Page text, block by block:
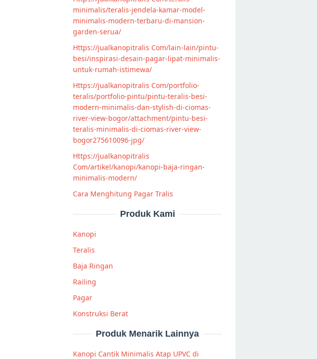
minimalis/teralis-jendela-kamar-model-
minimalis-modern-terbaru-di-mansion-
garden-serua/
Https://jualkanopitralis Com/lain-lain/pintu-
besi/inspirasi-desain-pagar-lipat-minimalis-
untuk-rumah-istimewa/
Https://jualkanopitralis Com/portfolio-
teralis/portfolio-pintu/pintu-teralis-besi-
modern-minimalis-dan-stylish-di-ciomas-
river-view-bogor/attachment/pintu-besi-
teralis-minimalis-di-ciomas-river-view-
bogor275610096-jpg/
Https://jualkanopitralis
Com/artikel/kanopi/kanopi-baja-ringan-
minimalis-modern/
Cara Menghitung Pagar Tralis
Produk Kami
Kanopi
Teralis
Baja Ringan
Railing
Pagar
Konstruksi Berat
Produk Menarik Lainnya
Kanopi Cantik Minimalis Atap UPVC di